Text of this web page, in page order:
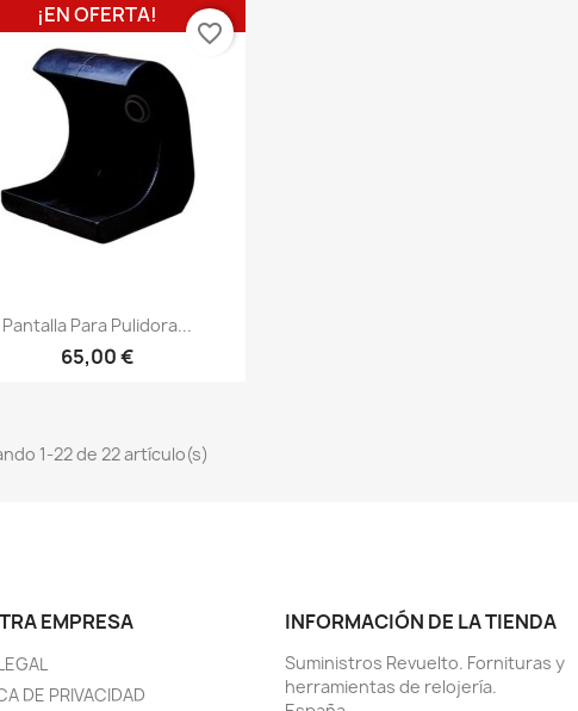
Pantalla Para Pulidora...
65,00 €
¡EN OFERTA!
favorite_border
1-22 de 22 artículo(s)
EMPRESA
DE PRIVACIDAD
INFORMACIÓN DE LA TIENDA
Suministros Revuelto. Fornituras y
herramientas de relojería.